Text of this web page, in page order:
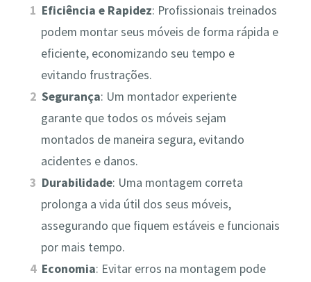
Eficiência e Rapidez: Profissionais treinados
podem montar seus móveis de forma rápida e
eficiente, economizando seu tempo e
evitando frustrações.
Segurança: Um montador experiente
garante que todos os móveis sejam
montados de maneira segura, evitando
acidentes e danos.
Durabilidade: Uma montagem correta
prolonga a vida útil dos seus móveis,
assegurando que fiquem estáveis e funcionais
por mais tempo.
Economia: Evitar erros na montagem pode